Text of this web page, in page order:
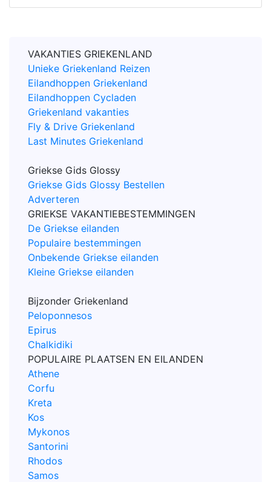
VAKANTIES GRIEKENLAND
Unieke Griekenland Reizen
Eilandhoppen Griekenland
Eilandhoppen Cycladen
Griekenland vakanties
Fly & Drive Griekenland
Last Minutes Griekenland
Griekse Gids Glossy
Griekse Gids Glossy Bestellen
Adverteren
GRIEKSE VAKANTIEBESTEMMINGEN
De Griekse eilanden
Populaire bestemmingen
Onbekende Griekse eilanden
Kleine Griekse eilanden
Bijzonder Griekenland
Peloponnesos
Epirus
Chalkidiki
POPULAIRE PLAATSEN EN EILANDEN
Athene
Corfu
Kreta
Kos
Mykonos
Santorini
Rhodos
Samos